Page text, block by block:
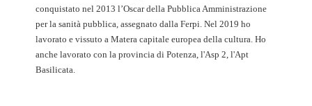
conquistato nel 2013 l’Oscar della Pubblica Amministrazione
per la sanità pubblica, assegnato dalla Ferpi. Nel 2019 ho
lavorato e vissuto a Matera capitale europea della cultura. Ho
anche lavorato con la provincia di Potenza, l'Asp 2, l'Apt
Basilicata.